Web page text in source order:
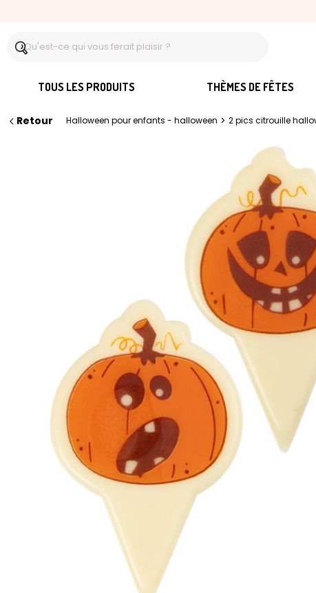
TOUS LES PRODUITS THÈMES DE FÊTES
Retour Halloween pour enfants - halloween > 2 pics citrouille